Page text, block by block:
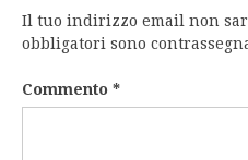
Il tuo indirizzo email non
obbligatori sono
Commento *